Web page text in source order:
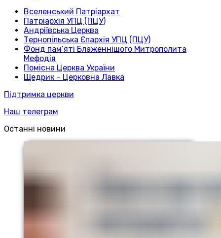
Вселенський Патріархат
Патріархія УПЦ (ПЦУ)
Андріївська Церква
Тернопільська Єпархія УПЦ (ПЦУ)
Фонд пам’яті Блаженнішого Митрополита
Мефодія
Помісна Церква України
Щедрик – Церковна Лавка
Підтримка церкви
Наш телеграм
Останні новини